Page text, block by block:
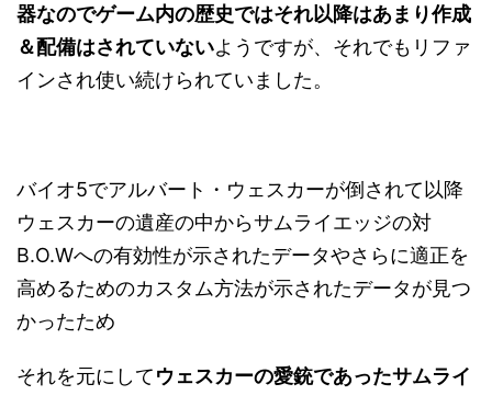
器なのでゲーム内の歴史ではそれ以降はあまり作成
＆配備はされていないようですが、それでもリファ
インされ使い続けられていました。
バイオ5でアルバート・ウェスカーが倒されて以降
ウェスカーの遺産の中からサムライエッジの対
B.O.Wへの有効性が示されたデータやさらに適正を
高めるためのカスタム方法が示されたデータが見つ
かったため
それを元にしてウェスカーの愛銃であったサムライ